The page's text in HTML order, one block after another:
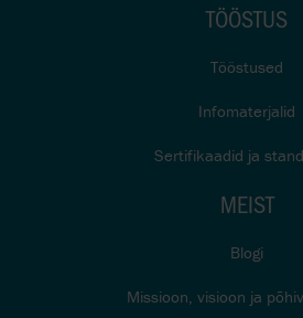
TÖÖSTUS
Tööstused
Infomaterjalid
Sertifikaadid ja
MEIST
Blogi
Missioon, visioon ja